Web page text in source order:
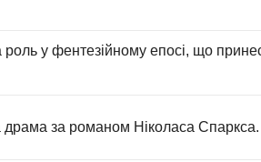
у фентезійному епосі, що
драма за романом Ніколаса Спаркса.